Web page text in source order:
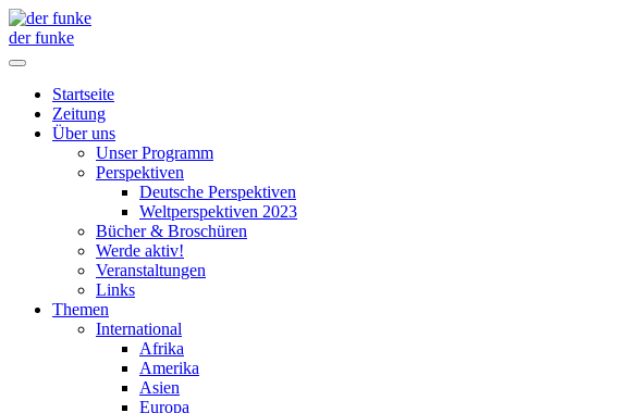
der funke
Startseite
Zeitung
Über uns
Unser Programm
Perspektiven
Deutsche Perspektiven
Weltperspektiven 2023
Bücher & Broschüren
Werde aktiv!
Veranstaltungen
Links
Themen
International
Afrika
Amerika
Asien
Europa